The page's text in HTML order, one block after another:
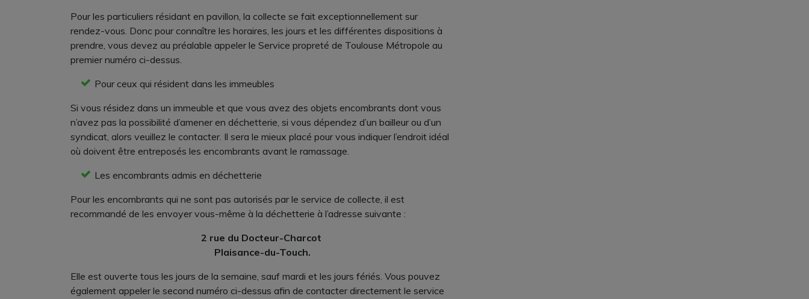
Pour les particuliers résidant en pavillon, la collecte se fait exceptionnellement sur
rendez-vous. Donc pour connaître les horaires, les jours et les différentes dispositions à
prendre, vous devez au préalable appeler le Service propreté de Toulouse Métropole au
premier numéro ci-dessus.
Pour ceux qui résident dans les immeubles
Si vous résidez dans un immeuble et que vous avez des objets encombrants dont vous
n’avez pas la possibilité d’amener en déchetterie, si vous dépendez d’un bailleur ou d’un
syndicat, alors veuillez le contacter. Il sera le mieux placé pour vous indiquer l’endroit idéal
où doivent être entreposés les encombrants avant le ramassage.
Les encombrants admis en déchetterie
Pour les encombrants qui ne sont pas autorisés par le service de collecte, il est
recommandé de les envoyer vous-même à la déchetterie à l’adresse suivante :
2 rue du Docteur-Charcot
Plaisance-du-Touch.
Elle est ouverte tous les jours de la semaine, sauf mardi et les jours fériés. Vous pouvez
également appeler le second numéro ci-dessus afin de contacter directement le service